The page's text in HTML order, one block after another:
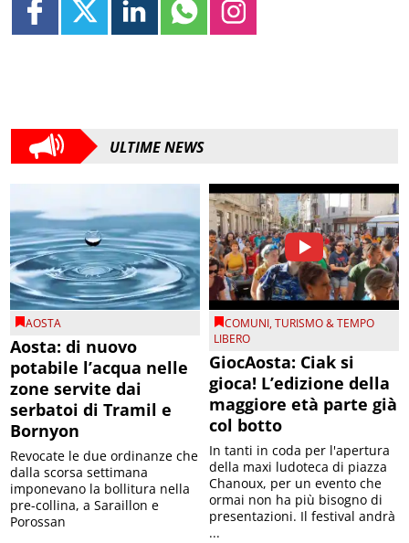
ULTIME NEWS
AOSTA
Aosta: di nuovo
potabile l’acqua nelle
zone servite dai
serbatoi di Tramil e
Bornyon
Revocate le due ordinanze che
dalla scorsa settimana
imponevano la bollitura nella
pre-collina, a Saraillon e
Porossan
COMUNI,TURISMO & TEMPO
LIBERO
GiocAosta: Ciak si
gioca! L’edizione della
maggiore età parte già
col botto
In tanti in coda per l'apertura
della maxi ludoteca di piazza
Chanoux, per un evento che
ormai non ha più bisogno di
presentazioni. Il festival andrà
...